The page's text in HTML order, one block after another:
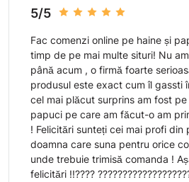
5/5
Fac comenzi online pe haine și
timp de pe mai multe situri! Nu
până acum , o firmă foarte
produsul este exact cum îl gassti
cel mai plăcut surprins am fost
papuci pe care am făcut-o am
! Felicitări sunteți cei mai profi din
doamna care suna pentru orice
unde trebuie trimisă comanda !
felicitări !!????